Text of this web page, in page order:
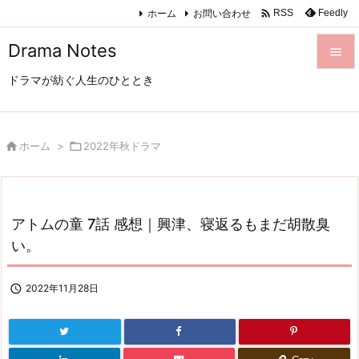
Drama Notes
ドラマが紡ぐ人生のひととき

次へ
検索
ホーム お問い合わせ  RSS Feedly
 ホーム > 2022年秋ドラマ
アトムの童 7話 感想｜興津、寝返るもまだ胡散臭
い。
 2022年11月28日